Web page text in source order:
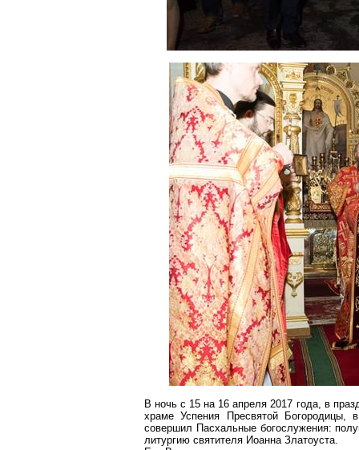
В ночь с 15 на 16 апреля 2017 года, в
храме Успения Пресвятой
совершил Пасхальные богослужения:
литургию святителя Иоанна Златоуста.